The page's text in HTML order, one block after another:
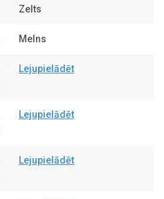
Zelts
Melns
Lejupielādēt
Lejupielādēt
Lejupielādēt